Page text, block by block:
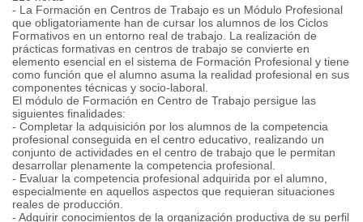
- La Formación en Centros de Trabajo es un Módulo Profesional
que obligatoriamente han de cursar los alumnos de los Ciclos
Formativos en un entorno real de trabajo. La realización de
prácticas formativas en centros de trabajo se convierte en
elemento esencial en el sistema de Formación Profesional y tiene
como función que el alumno asuma la realidad profesional en sus
componentes técnicas y socio-laboral.
El módulo de Formación en Centro de Trabajo persigue las
siguientes finalidades:
- Completar la adquisición por los alumnos de la competencia
profesional conseguida en el centro educativo, realizando un
conjunto de actividades en el centro de trabajo que le permitan
desarrollar plenamente la competencia profesional.
- Evaluar la competencia profesional adquirida por el alumno,
especialmente en aquellos aspectos que requieran situaciones
reales de producción.
- Adquirir conocimientos de la organización productiva de su perfil